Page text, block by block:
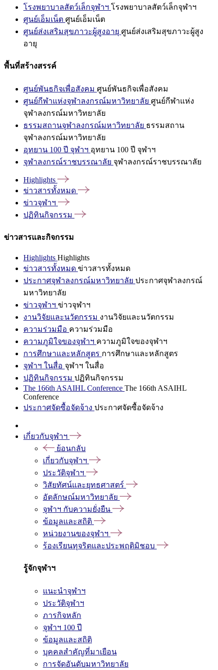
โรงพยาบาลสัตว์เล็กจุฬาฯ โรงพยาบาลสัตว์เล็กจุฬาฯ
ศูนย์เอ็มเน็ต ศูนย์เอ็มเน็ต
ศูนย์ส่งเสริมสุขภาวะผู้สูงอายุ ศูนย์ส่งเสริมสุขภาวะผู้สูง
อายุ
พื้นที่สร้างสรรค์
ศูนย์พันธกิจเพื่อสังคม ศูนย์พันธกิจเพื่อสังคม
ศูนย์กีฬาแห่งจุฬาลงกรณ์มหาวิทยาลัย ศูนย์กีฬาแห่ง
จุฬาลงกรณ์มหาวิทยาลัย
ธรรมสถานจุฬาลงกรณ์มหาวิทยาลัย ธรรมสถาน
จุฬาลงกรณ์มหาวิทยาลัย
อุทยาน 100 ปี จุฬาฯ อุทยาน 100 ปี จุฬาฯ
จุฬาลงกรณ์ราชบรรณาลัย จุฬาลงกรณ์ราชบรรณาลัย
Highlights
ข่าวสารทั้งหมด
ข่าวจุฬาฯ
ปฏิทินกิจกรรม
ข่าวสารและกิจกรรม
Highlights Highlights
ข่าวสารทั้งหมด ข่าวสารทั้งหมด
ประกาศจุฬาลงกรณ์มหาวิทยาลัย ประกาศจุฬาลงกรณ์
มหาวิทยาลัย
ข่าวจุฬาฯ ข่าวจุฬาฯ
งานวิจัยและนวัตกรรม งานวิจัยและนวัตกรรม
ความร่วมมือ ความร่วมมือ
ความภูมิใจของจุฬาฯ ความภูมิใจของจุฬาฯ
การศึกษาและหลักสูตร การศึกษาและหลักสูตร
จุฬาฯ ในสื่อ จุฬาฯ ในสื่อ
ปฏิทินกิจกรรม ปฏิทินกิจกรรม
The 166th ASAIHL Conference The 166th ASAIHL
Conference
ประกาศจัดซื้อจัดจ้าง ประกาศจัดซื้อจัดจ้าง
เกี่ยวกับจุฬาฯ
ย้อนกลับ
เกี่ยวกับจุฬาฯ
ประวัติจุฬาฯ
วิสัยทัศน์และยุทธศาสตร์
อัตลักษณ์มหาวิทยาลัย
จุฬาฯ กับความยั่งยืน
ข้อมูลและสถิติ
หน่วยงานของจุฬาฯ
ร้องเรียนทุจริตและประพฤติมิชอบ
รู้จักจุฬาฯ
แนะนำจุฬาฯ
ประวัติจุฬาฯ
ภารกิจหลัก
จุฬาฯ 100 ปี
ข้อมูลและสถิติ
บุคคลสำคัญที่มาเยือน
การจัดอันดับมหาวิทยาลัย